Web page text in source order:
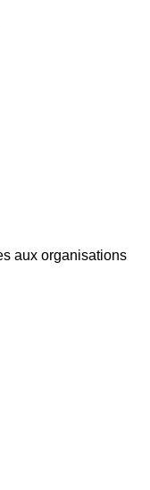
aux organisations